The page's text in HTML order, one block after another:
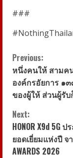
###
C
o
n
t
i
Previous:
หนึ่งคนให้ สามค
องค์กรอัยการ ๑
ของผู้ให้ ส่วนผู้รั
Next:
HONOR X9d
ยอดเยี่ยมแห่งปี จาก
AWARDS 2026